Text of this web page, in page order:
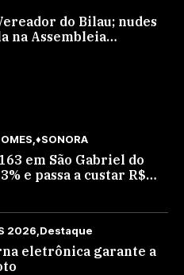
do Bilau; nudes
na Assembleia
♦SONORA
em São Gabriel do
e passa a custar R$
2026 Destaque
eletrônica garante a